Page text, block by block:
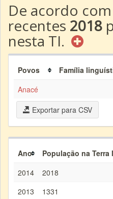
De acordo
recentes 2018
nesta TI.
Povos Família
Anacé
Exportar para CSV
Ano População na Terra
2014
2018
2013
1331